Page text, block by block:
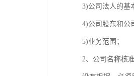
3)公司法人的基
4)公司股东和公
5)业务范围；
2、公司名称核